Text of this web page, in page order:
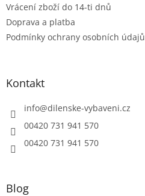
p
i
Vrácení zboží do 14-ti dnů
Doprava a platba
Podmínky ochrany osobních údajů
Kontakt
info@dilenske-vybaveni.cz
00420 731 941 570
00420 731 941 570
Blog